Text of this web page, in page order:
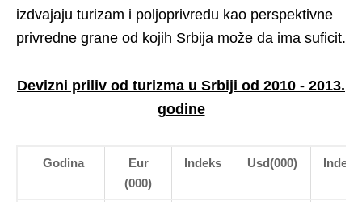
izdvajaju turizam i poljoprivredu kao perspektivne
privredne grane od kojih Srbija može da ima suficit.
Devizni priliv od turizma u Srbiji od 2010 - 2013.
godine
Godina Еur
(000)
Indeks Usd(000) Indeks